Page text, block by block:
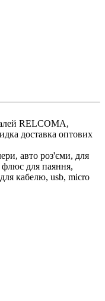
RELCOMA,
доставка оптових
авто роз'єми, для
для паяння,
кабелю, usb, micro